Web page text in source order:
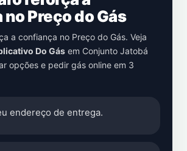
Preço do Gás
a confiança no Preço do Gás. Veja
Do Gás em Conjunto Jatobá
opções e pedir gás online em 3
endereço de entrega.